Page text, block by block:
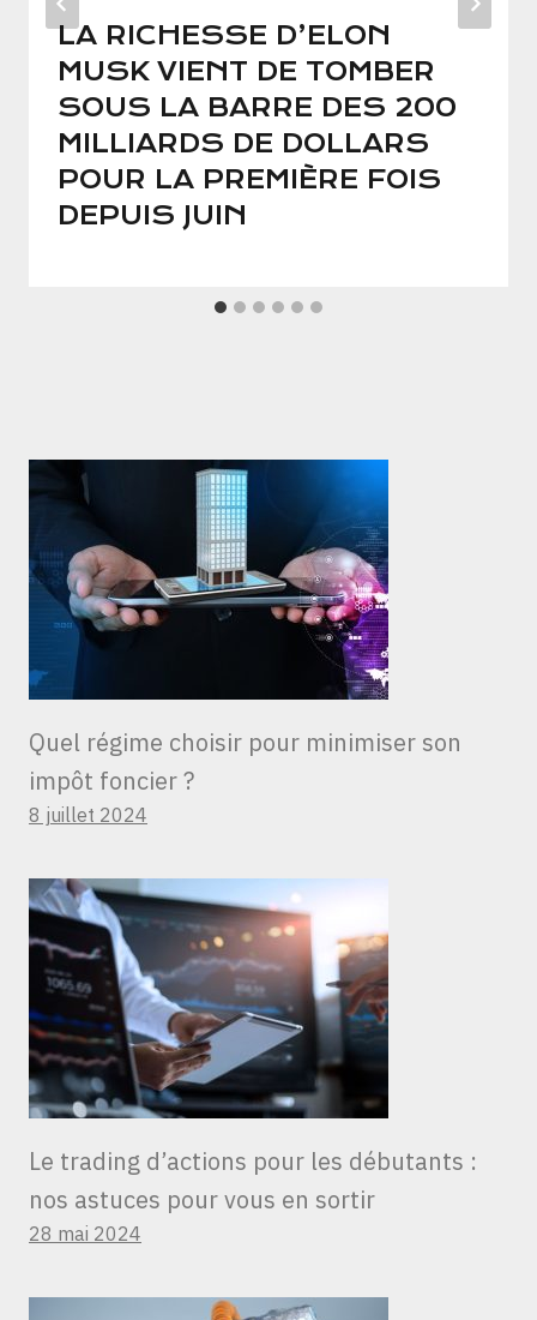
LA RICHESSE D’ELON
MUSK VIENT DE TOMBER
SOUS LA BARRE DES 200
MILLIARDS DE DOLLARS
POUR LA PREMIÈRE FOIS
DEPUIS JUIN
Quel régime choisir pour minimiser son
impôt foncier ?
8 juillet 2024
Le trading d’actions pour les débutants :
nos astuces pour vous en sortir
28 mai 2024